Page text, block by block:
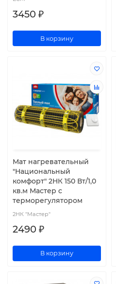
3450 ₽
В корзину
Мат нагревательный
"Национальный
комфорт" 2НК 150 Вт/1,0
кв.м Мастер с
терморегулятором
2НК "Мастер"
2490 ₽
В корзину